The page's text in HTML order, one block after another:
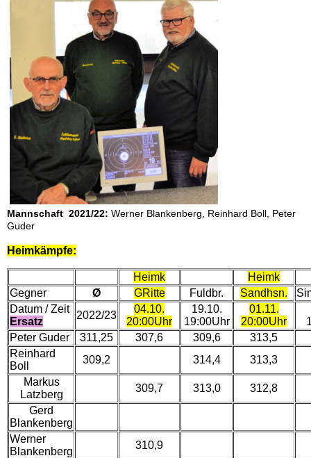
Mannschaft 2021/22: Werner Blankenberg, Reinhard Boll, Peter
Guder
Heimkämpfe:
Heimk
Heimk
Gegner
Ø GRitte Fuldbr. Sandhsn.
Datum / Zeit
Ersatz
2022/23
04.10.
20:00Uhr
19.10.
19:00Uhr
01.11.
20:00Uhr
Peter Guder
311,25 307,6 309,6
313,5
Reinhard
Boll
309,2 314,4
313,3
Markus
Latzberg
309,7 313,0
312,8
Gerd
Blankenberg
Werner
Blankenberg
310,9